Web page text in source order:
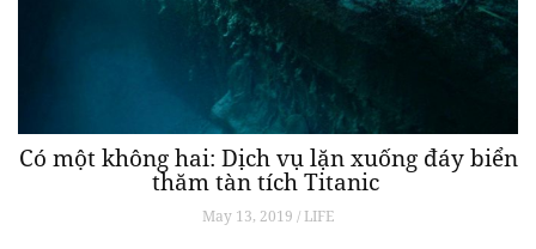
Có một không hai: Dịch vụ lặn xuống đáy biển
thăm tàn tích Titanic
May 13, 2019 / LIFE